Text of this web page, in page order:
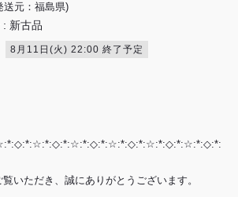
送元：福島県)
新古品
8月11日(火) 22:00 終了予定
いただき、誠にありがとうございます。